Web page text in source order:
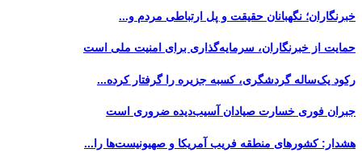
خبرنگاران؛ نگهبانان حقیقت و پل ارتباطی مردم و...
حمایت از خبرنگاران، سرمایه‌گذاری برای امنیت ملی است
رکود یک‌ساله گردشگری، کسبه جزیره را گرفتار کرده...
جبران فوری خسارت صیادان آسیب‌دیده ضروری است
هشدار: کشورهای منطقه فریب آمریکا و صهیونیست‌ها را...